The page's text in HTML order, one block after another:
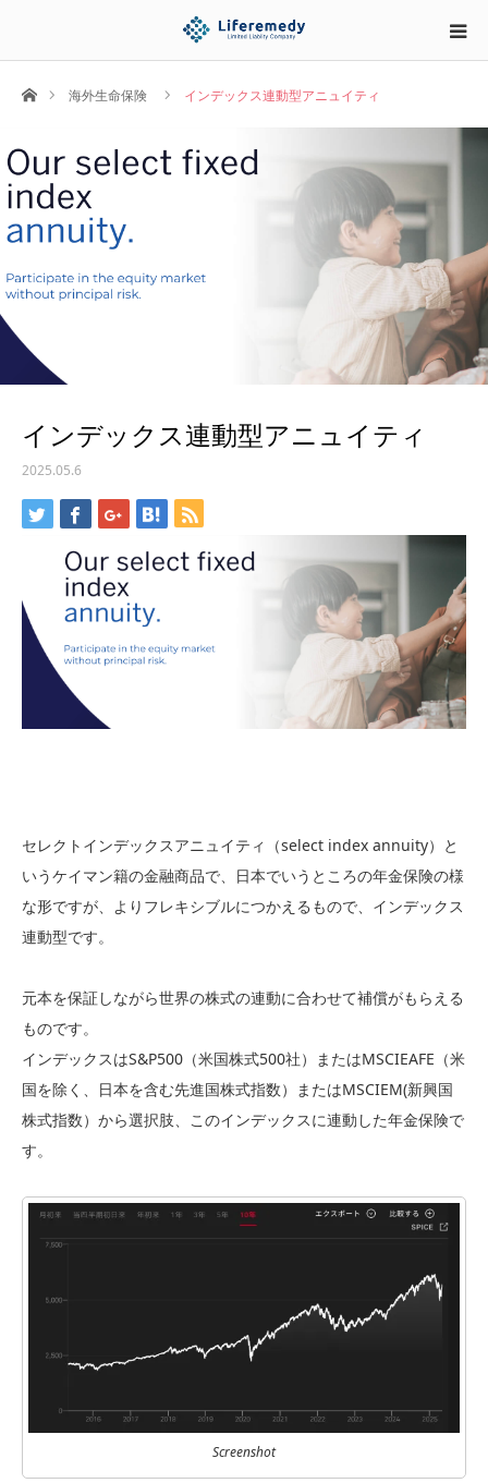
ホーム海外生命保険 インデックス連動型アニュイティ
インデックス連動型アニュイティ
2025.05.6
セレクトインデックスアニュイティ（select index annuity）と
いうケイマン籍の金融商品で、日本でいうところの年金保険の様
な形ですが、よりフレキシブルにつかえるもので、インデックス
連動型です。
元本を保証しながら世界の株式の連動に合わせて補償がもらえる
ものです。
インデックスはS&P500（米国株式500社）またはMSCIEAFE（米
国を除く、日本を含む先進国株式指数）またはMSCIEM(新興国
株式指数）から選択肢、このインデックスに連動した年金保険で
す。
Screenshot